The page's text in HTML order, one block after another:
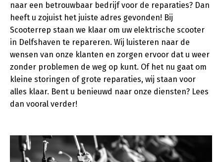
naar een betrouwbaar bedrijf voor de reparaties? Dan
heeft u zojuist het juiste adres gevonden! Bij
Scooterrep staan we klaar om uw elektrische scooter
in Delfshaven te repareren. Wij luisteren naar de
wensen van onze klanten en zorgen ervoor dat u weer
zonder problemen de weg op kunt. Of het nu gaat om
kleine storingen of grote reparaties, wij staan voor
alles klaar. Bent u benieuwd naar onze diensten? Lees
dan vooral verder!